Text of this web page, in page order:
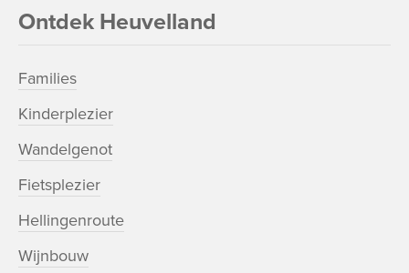
Ontdek Heuvelland
Families
Kinderplezier
Wandelgenot
Fietsplezier
Hellingenroute
Wijnbouw